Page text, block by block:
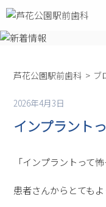
コ
ン
テ
芦花公園駅前歯科 ブ
2026年4月3日
インプラント
「インプラントって
患者さんからとてもよ